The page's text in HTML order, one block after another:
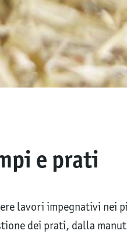
e prati
lavori impegnativi nei
dei prati, dalla